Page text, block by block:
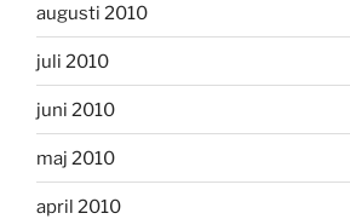
augusti 2010
juli 2010
juni 2010
maj 2010
april 2010